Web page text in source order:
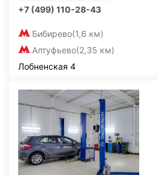
+7 (499) 110-28-43
Бибирево(1,6 км)
Алтуфьево(2,35 км)
Лобненская 4